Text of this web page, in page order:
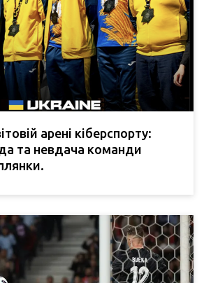
арені кіберспорту:
та невдача команди